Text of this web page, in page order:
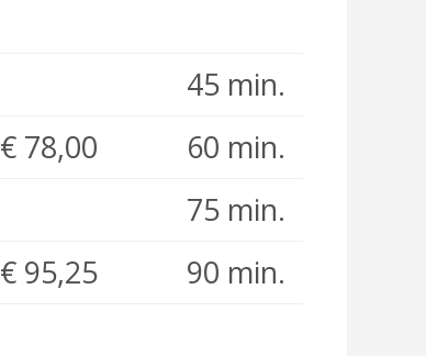
45 min.
€ 78,00
60 min.
75 min.
€ 95,25
90 min.